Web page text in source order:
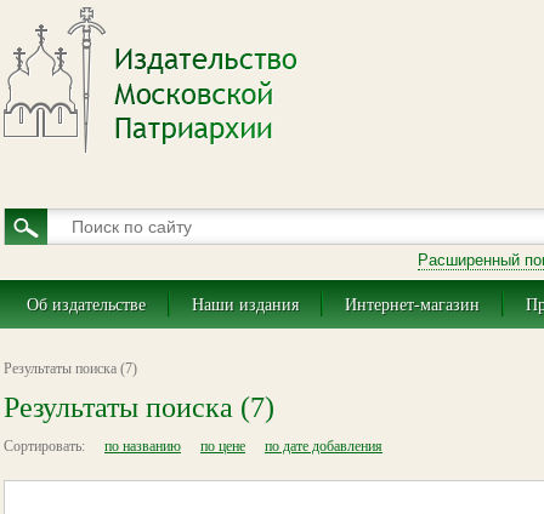
Расширенный
Об издательстве Наши издания Интернет-магазин
Результаты поиска (7)
Результаты поиска (7)
Сортировать: по названию по цене по дате добавления